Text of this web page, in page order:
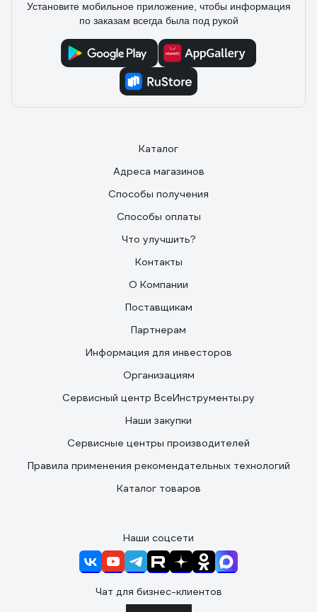
Установите мобильное приложение, чтобы информация
по заказам всегда была под рукой
Каталог
Адреса магазинов
Способы получения
Способы оплаты
Что улучшить?
Контакты
О Компании
Поставщикам
Партнерам
Информация для инвесторов
Организациям
Сервисный центр ВсеИнструменты.ру
Наши закупки
Сервисные центры производителей
Правила применения рекомендательных технологий
Каталог товаров
Наши соцсети
Чат для бизнес-клиентов